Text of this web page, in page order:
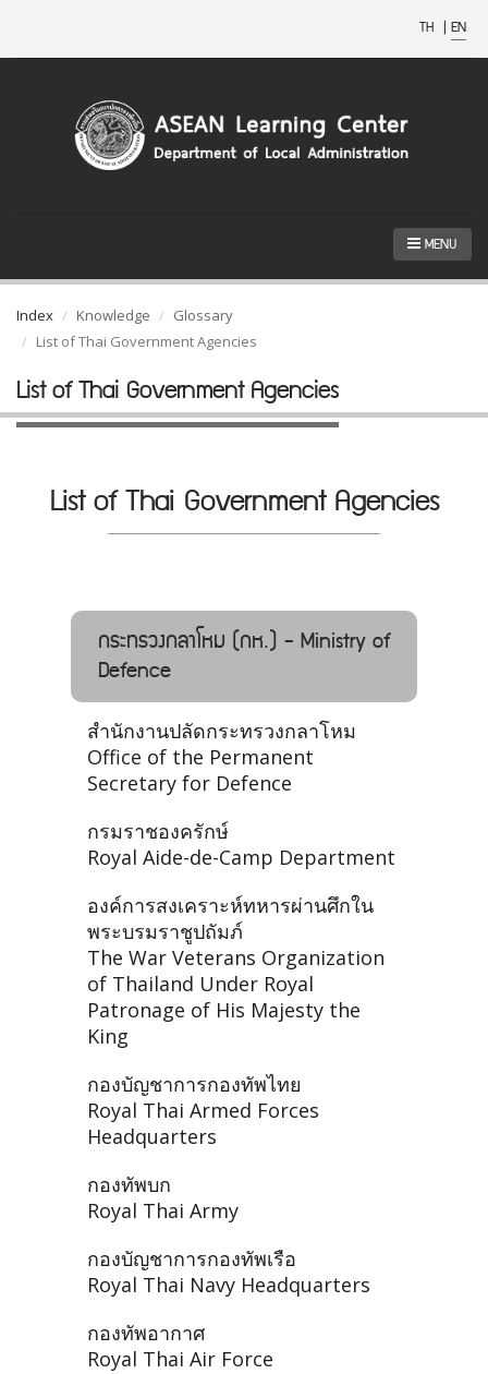
TH | EN
MENU
Index Knowledge
Glossary
List of Thai Government Agencies
List of Thai Government Agencies
List of Thai Government Agencies
กระทรวงกลาโหม (กห.) - Ministry of
Defence
สำนักงานปลัดกระทรวงกลาโหม
Office of the Permanent
Secretary for Defence
กรมราชองครักษ์
Royal Aide-de-Camp Department
องค์การสงเคราะห์ทหารผ่านศึกใน
พระบรมราชูปถัมภ์
The War Veterans Organization
of Thailand Under Royal
Patronage of His Majesty the
King
กองบัญชาการกองทัพไทย
Royal Thai Armed Forces
Headquarters
กองทัพบก
Royal Thai Army
กองบัญชาการกองทัพเรือ
Royal Thai Navy Headquarters
กองทัพอากาศ
Royal Thai Air Force